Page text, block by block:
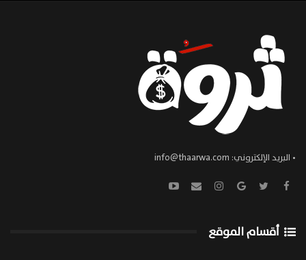
• البريد الإلكتروني: info@thaarwa.com
أقسام الموقع